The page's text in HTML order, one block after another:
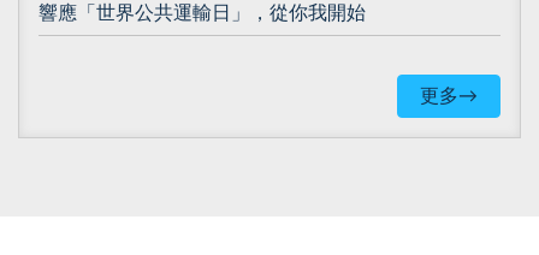
響應「世界公共運輸日」，從你我開始
更多→